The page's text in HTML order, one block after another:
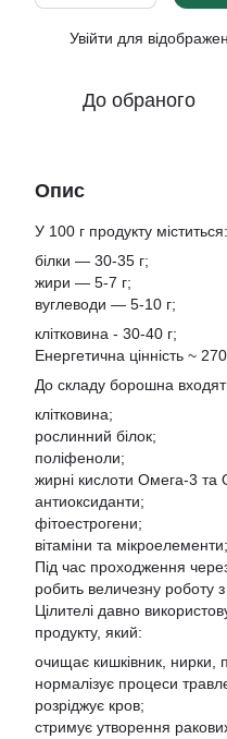
Увійти для
До обраного
Опис
У 100 г продукту міститься:
білки — 30-35 г;
жири — 5-7 г;
вуглеводи — 5-10 г;
клітковина - 30-40 г;
Енергетична цінність ~
До складу борошна
клітковина;
рослинний білок;
поліфеноли;
жирні кислоти Омега-3 та
антиоксиданти;
фітоестрогени;
вітаміни та мікроелементи;
Під час проходження
робить величезну роботу
Цілителі давно
продукту, який:
очищає кишківник, нирки,
нормалізує процеси
розріджує кров;
стримує утворення